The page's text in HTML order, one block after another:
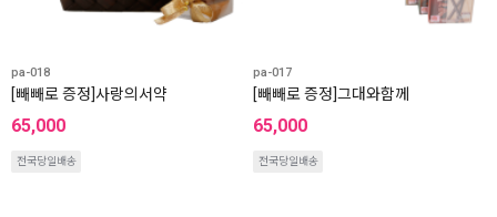
pa-018
[빼빼로 증정]사랑의서약
65,000
전국당일배송
pa-017
[빼빼로 증정]그대와함께
65,000
전국당일배송